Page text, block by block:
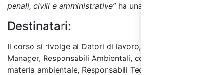
penali, civili e amministrative” ha una durata di
Destinatari:
Il corso si rivolge ai Datori di lavoro, i Dirigenti, HSE
Manager, Responsabili Ambientali, consulenti in
materia ambientale, Responsabili Tecnici Gestione